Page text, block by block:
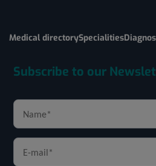
Medical directorySpecialities
Subscribe to our